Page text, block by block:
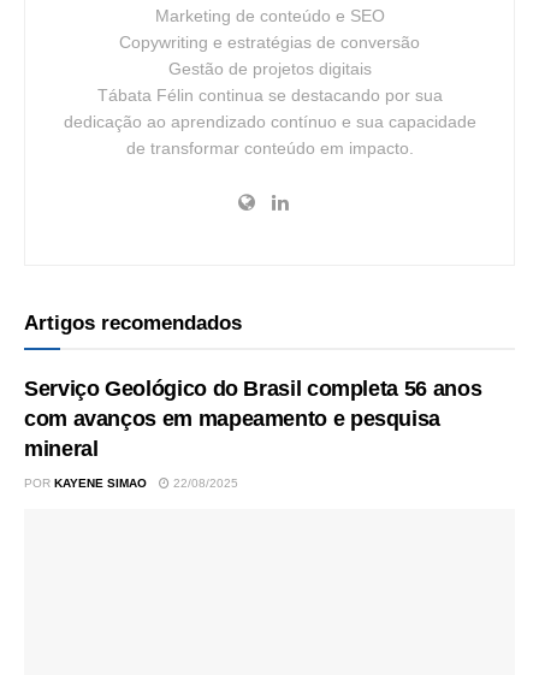
Marketing de conteúdo e SEO
Copywriting e estratégias de conversão
Gestão de projetos digitais
Tábata Félin continua se destacando por sua
dedicação ao aprendizado contínuo e sua capacidade
de transformar conteúdo em impacto.
Artigos recomendados
Serviço Geológico do Brasil completa 56 anos
com avanços em mapeamento e pesquisa
mineral
POR KAYENE SIMAO 22/08/2025